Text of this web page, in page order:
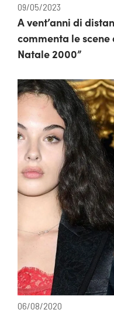
09/05/2023
A vent’anni di
commenta le scene
Natale 2000”
06/08/2020